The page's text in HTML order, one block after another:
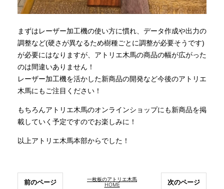
まずはレーザー加工機の使い方に慣れ、データ作成や出力の
調整など(硬さが異なるため樹種ごとに調整が必要そうです)
が必要にはなりますが、アトリエ木馬の商品の幅が広がった
のは間違いありません！
レーザー加工機を活かした新商品の開発など今後のアトリエ
木馬にもご注目ください！
もちろんアトリエ木馬のオンラインショップにも新商品を掲
載していく予定ですのでお楽しみに！
以上アトリエ木馬本部からでした！
一枚板のアトリエ木馬
HOME
前のページ 次のページ